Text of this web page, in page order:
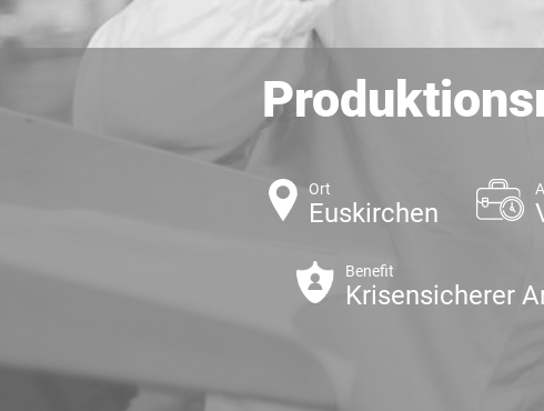
Ort
Euskirchen
Benefit
Krisensicherer